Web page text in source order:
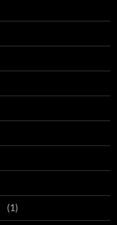
(1)